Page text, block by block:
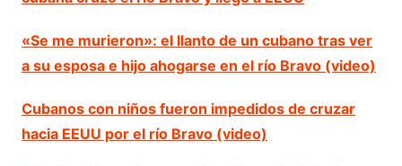
«Se me murieron»: el llanto de un cubano tras ver
a su esposa e hijo ahogarse en el río Bravo (video)
Cubanos con niños fueron impedidos de cruzar
hacia EEUU por el río Bravo (video)